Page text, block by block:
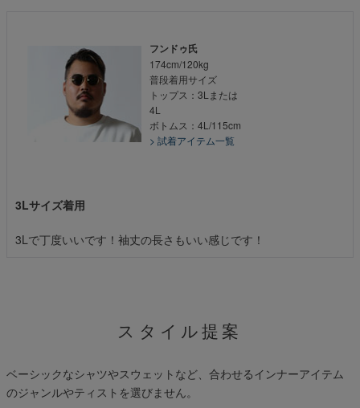
フンドゥ氏
174cm/120kg
普段着用サイズ
トップス：3Lまたは
4L
ボトムス：4L/115cm
> 試着アイテム一覧
3Lサイズ着用
3Lで丁度いいです！袖丈の長さもいい感じです！
スタイル提案
ベーシックなシャツやスウェットなど、合わせるインナーアイテム
のジャンルやティストを選びません。